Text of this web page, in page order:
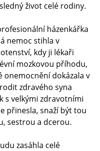
život celé rodiny.
házenkářka
nemoc stihla v
kdy ji lékaři
mozkovou příhodu,
onemocnění dokázala v
zdravého syna
s velkými zdravotními
přinesla, snaží být tou
sestrou a dcerou.
zasáhla celé